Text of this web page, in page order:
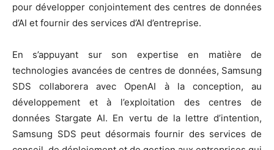
pour développer conjointement des centres de données
d’AI et fournir des services d’AI d’entreprise.
En s’appuyant sur son expertise en matière de
technologies avancées de centres de données, Samsung
SDS collaborera avec OpenAI à la conception, au
développement et à l’exploitation des centres de
données Stargate AI. En vertu de la lettre d’intention,
Samsung SDS peut désormais fournir des services de